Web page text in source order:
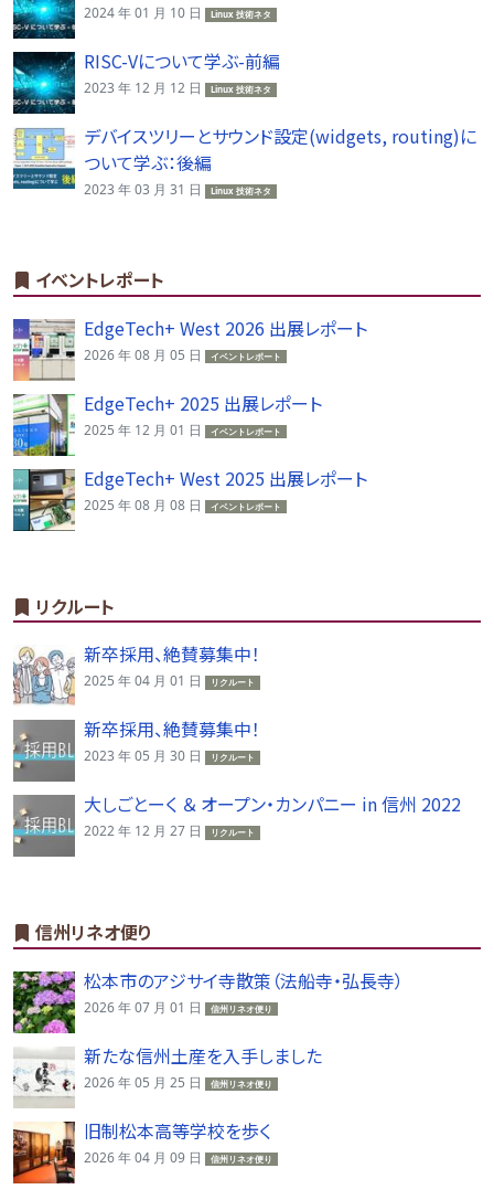
2024 年 01 月 10 日 Linux 技術ネタ
RISC-Vについて学ぶ-前編
2023 年 12 月 12 日 Linux 技術ネタ
デバイスツリーとサウンド設定(widgets, routing)に
ついて学ぶ：後編
2023 年 03 月 31 日 Linux 技術ネタ
イベントレポート
EdgeTech+ West 2026 出展レポート
2026 年 08 月 05 日 イベントレポート
EdgeTech+ 2025 出展レポート
2025 年 12 月 01 日 イベントレポート
EdgeTech+ West 2025 出展レポート
2025 年 08 月 08 日 イベントレポート
リクルート
新卒採用、絶賛募集中！
2025 年 04 月 01 日 リクルート
新卒採用、絶賛募集中！
2023 年 05 月 30 日 リクルート
大しごとーく ＆ オープン・カンパニー in 信州 2022
2022 年 12 月 27 日 リクルート
信州リネオ便り
松本市のアジサイ寺散策（法船寺・弘長寺）
2026 年 07 月 01 日 信州リネオ便り
新たな信州土産を入手しました
2026 年 05 月 25 日 信州リネオ便り
旧制松本高等学校を歩く
2026 年 04 月 09 日 信州リネオ便り